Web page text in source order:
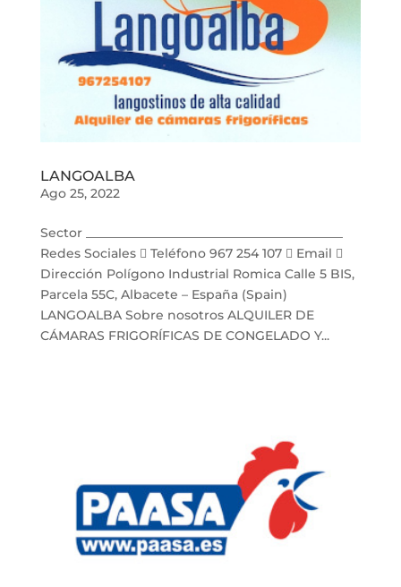
LANGOALBA
Ago 25, 2022
Sector _________________________________________
Redes Sociales  Teléfono 967 254 107  Email 
Dirección Polígono Industrial Romica Calle 5 BIS,
Parcela 55C, Albacete – España (Spain)
LANGOALBA Sobre nosotros ALQUILER DE
CÁMARAS FRIGORÍFICAS DE CONGELADO Y...